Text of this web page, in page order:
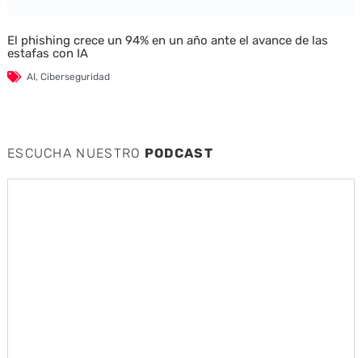
El phishing crece un 94% en un año ante el avance de las
estafas con IA
AI, Ciberseguridad
ESCUCHA NUESTRO PODCAST